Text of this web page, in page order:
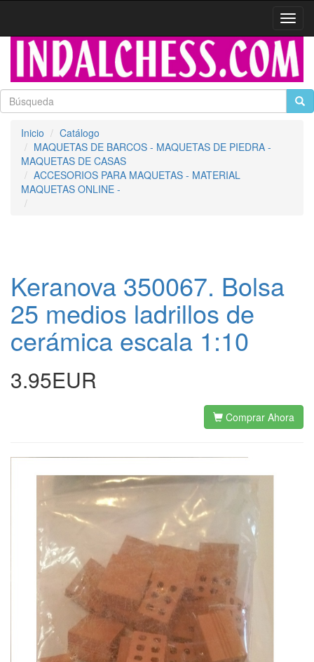
Inicio
Catálogo
MAQUETAS DE BARCOS - MAQUETAS DE PIEDRA -
MAQUETAS DE CASAS
ACCESORIOS PARA MAQUETAS - MATERIAL
MAQUETAS ONLINE -
Keranova 350067. Bolsa
25 medios ladrillos de
cerámica escala 1:10
3.95EUR
Comprar Ahora